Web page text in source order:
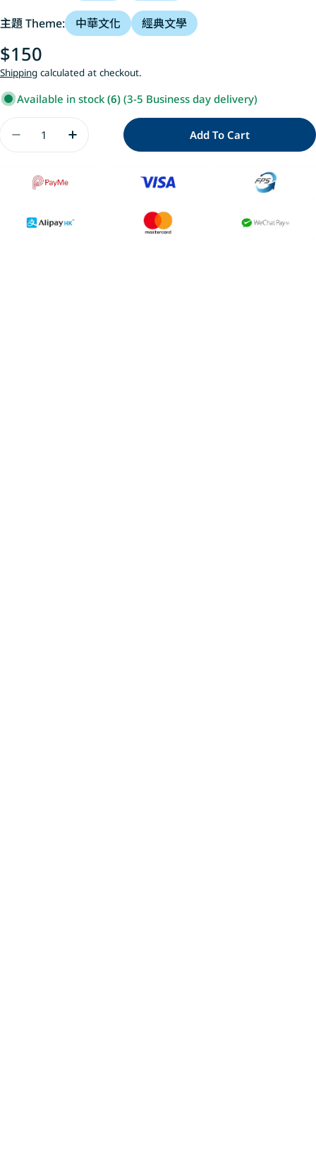
主題 Theme: 中華文化 經典文學
Regular
price
$150
Shipping calculated at checkout.
Available in stock (6) (3-5 Business day delivery)
Decrease Quantity For 萌漫大話西遊記(2)【三打白
Increase Quantity For 萌漫大話西遊記(2)
Add To Cart